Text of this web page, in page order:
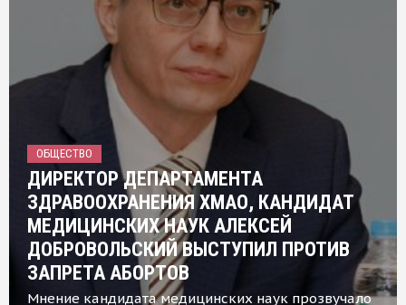
ОБЩЕСТВО
ДИРЕКТОР ДЕПАРТАМЕНТА
ЗДРАВООХРАНЕНИЯ ХМАО, КАНДИДАТ
МЕДИЦИНСКИХ НАУК АЛЕКСЕЙ
ДОБРОВОЛЬСКИЙ ВЫСТУПИЛ ПРОТИВ
ЗАПРЕТА АБОРТОВ
Мнение кандидата медицинских наук прозвучало